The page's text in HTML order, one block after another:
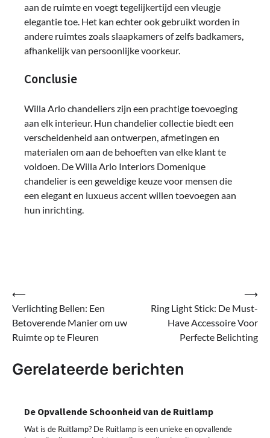
aan de ruimte en voegt tegelijkertijd een vleugje
elegantie toe. Het kan echter ook gebruikt worden in
andere ruimtes zoals slaapkamers of zelfs badkamers,
afhankelijk van persoonlijke voorkeur.
Conclusie
Willa Arlo chandeliers zijn een prachtige toevoeging
aan elk interieur. Hun chandelier collectie biedt een
verscheidenheid aan ontwerpen, afmetingen en
materialen om aan de behoeften van elke klant te
voldoen. De Willa Arlo Interiors Domenique
chandelier is een geweldige keuze voor mensen die
een elegant en luxueus accent willen toevoegen aan
hun inrichting.
Bericht
navigatie
⟵
Verlichting Bellen: Een
Betoverende Manier om uw
Ruimte op te Fleuren
Ring Light Stick: De Must-
Have Accessoire Voor
Perfecte Belichting
⟶
Gerelateerde berichten
De Opvallende Schoonheid van de Ruitlamp
Wat is de Ruitlamp? De Ruitlamp is een unieke en opvallende